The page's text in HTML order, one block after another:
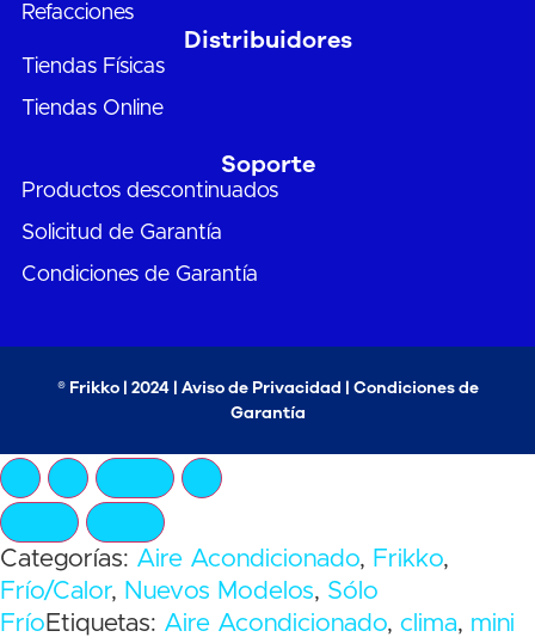
Refacciones
Distribuidores
Tiendas Físicas
Tiendas Online
Soporte
Productos descontinuados
Solicitud de Garantía
Condiciones de Garantía
® Frikko | 2024 | Aviso de Privacidad | Condiciones de
Garantía
Categorías: Aire Acondicionado, Frikko,
Frío/Calor, Nuevos Modelos, Sólo
FríoEtiquetas: Aire Acondicionado, clima, mini